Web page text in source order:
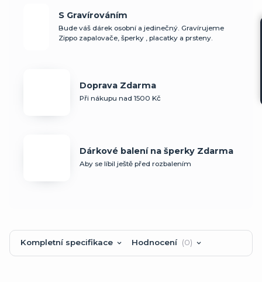
S Gravírováním
Bude váš dárek osobní a jedinečný. Gravírujeme
Zippo zapalovače, šperky , placatky a prsteny.
Doprava Zdarma
Při nákupu nad 1500 Kč
Dárkové balení na šperky Zdarma
Aby se líbil ještě před rozbalením
Kompletní specifikace Hodnocení 0